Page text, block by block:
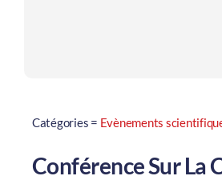
Catégories = Evènements
Conférence Sur La